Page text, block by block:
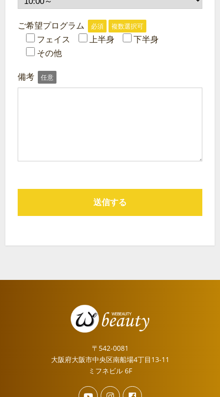
ご希望プログラム 必須 複数選択可
フェイス 上半身
下半身
その他
備考 任意
〒542-0081
大阪府大阪市中央区南船場4丁目13-11
ミフネビル 6F